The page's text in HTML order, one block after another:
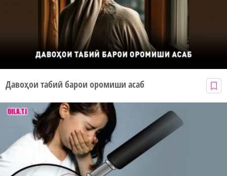
Давоҳои табиӣ барои оромиши асаб